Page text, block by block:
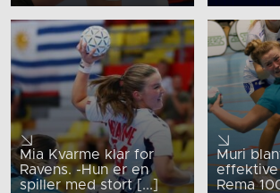
Mia Kvarme klar for
Ravens. -Hun er en
spiller med stort [...]
Muri
effektive
Rema